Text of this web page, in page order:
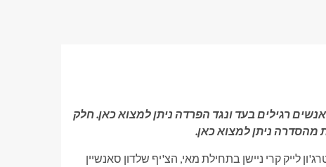
חלק
מהסדרה ניתן למצוא כאן.
לייק קרי ניישן בתחילת מאי, הצ'יף שלדון סאנשיין